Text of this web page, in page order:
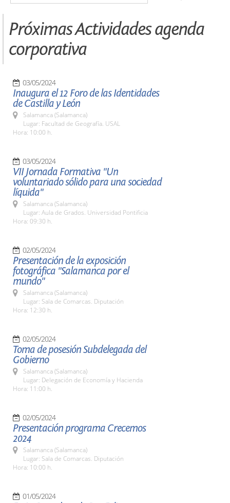
Próximas Actividades agenda
corporativa
03/05/2024
Inaugura el 12 Foro de las Identidades
de Castilla y León
Salamanca (Salamanca)
Lugar: Facultad de Geografía. USAL
Hora: 10:00 h.
03/05/2024
VII Jornada Formativa "Un
voluntariado sólido para una sociedad
líquida"
Salamanca (Salamanca)
Lugar: Aula de Grados. Universidad Pontificia
Hora: 09:30 h.
02/05/2024
Presentación de la exposición
fotográfica "Salamanca por el
mundo"
Salamanca (Salamanca)
Lugar: Sala de Comarcas. Diputación
Hora: 12:30 h.
02/05/2024
Toma de posesión Subdelegada del
Gobierno
Salamanca (Salamanca)
Lugar: Delegación de Economía y Hacienda
Hora: 11:00 h.
02/05/2024
Presentación programa Crecemos
2024
Salamanca (Salamanca)
Lugar: Sala de Comarcas. Diputación
Hora: 10:00 h.
01/05/2024